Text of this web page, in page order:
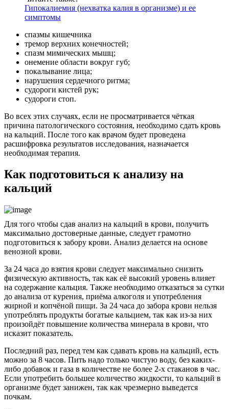
Гипокалиемия (нехватка калия в организме) и ее
симптомы
спазмы кишечника
тремор верхних конечностей;
спазм мимических мышц;
онемение области вокруг губ;
покалывание лица;
нарушения сердечного ритма;
судороги кистей рук;
судороги стоп.
Во всех этих случаях, если не просматривается чёткая
причина патологического состояния, необходимо сдать кровь
на кальций. После того как врачом будет проведена
расшифровка результатов исследования, назначается
необходимая терапия.
Как подготовиться к анализу на
кальций
Для того чтобы сдав анализ на кальций в крови, получить
максимально достоверные данные, следует грамотно
подготовиться к забору крови. Анализ делается на основе
венозной крови.
За 24 часа до взятия крови следует максимально снизить
физическую активность, так как её высокий уровень влияет
на содержание кальция. Также необходимо отказаться за сутки
до анализа от курения, приёма алкоголя и употребления
жирной и копчёной пищи. За 24 часа до забора крови нельзя
употреблять продукты богатые кальцием, так как из-за них
произойдёт повышение количества минерала в крови, что
исказит показатель.
Последний раз, перед тем как сдавать кровь на кальций, есть
можно за 8 часов. Пить надо только чистую воду, без каких-
либо добавок и газа в количестве не более 2-х стаканов в час.
Если употребить большее количество жидкости, то кальций в
организме будет занижен, так как чрезмерно выведется
почкам.